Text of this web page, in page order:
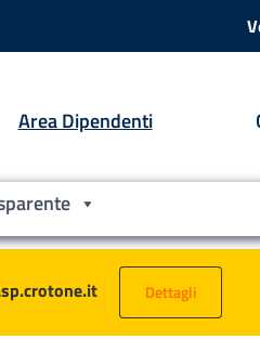
Area Dipendenti
Dettagli